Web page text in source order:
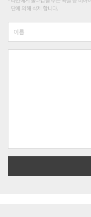
단에 의해 삭제 합니다.